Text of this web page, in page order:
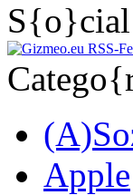
S{o}cial
Apple